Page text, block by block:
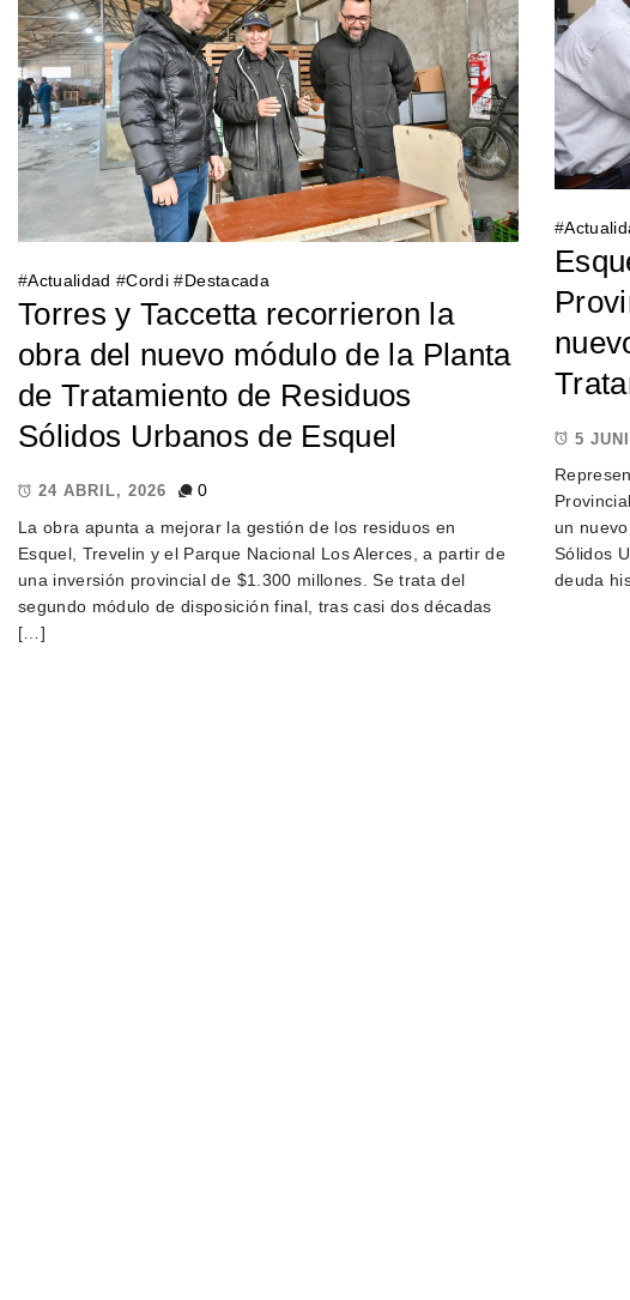
#Actualidad #Cordi #Destacada
Torres y Taccetta recorrieron la
obra del nuevo módulo de la Planta
de Tratamiento de Residuos
Sólidos Urbanos de Esquel
24 ABRIL, 2026
0
La obra apunta a mejorar la gestión de los residuos en
Esquel, Trevelin y el Parque Nacional Los Alerces, a partir de
una inversión provincial de $1.300 millones. Se trata del
segundo módulo de disposición final, tras casi dos décadas
[…]
#
5
un
Sólidos
deuda